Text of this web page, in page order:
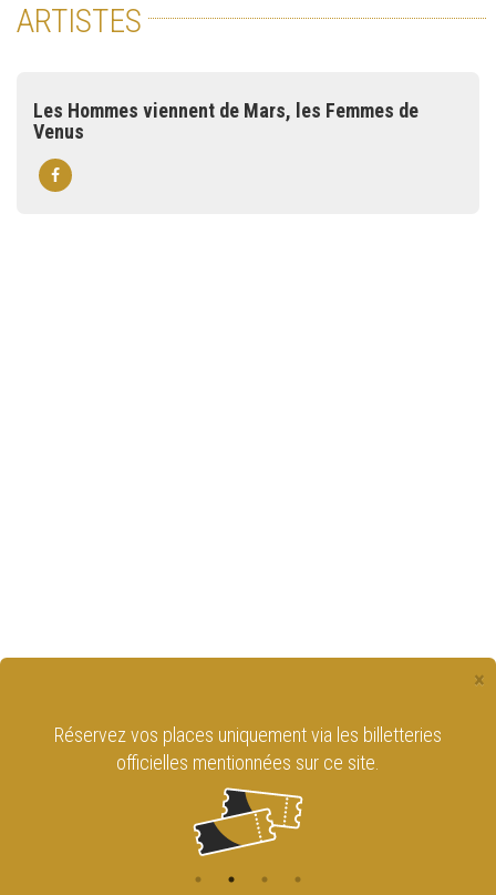
ARTISTES
Les Hommes viennent de Mars, les Femmes de
Venus
×
Réservez vos places uniquement via les billetteries
officielles mentionnées sur ce site.